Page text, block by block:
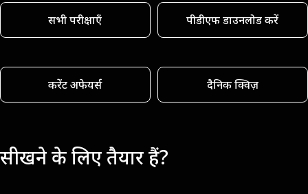
सभी परीक्षाएँ पीडीएफ डाउनलोड करें
करेंट अफेयर्स दैनिक क्विज़
सीखने के लिए तैयार हैं?